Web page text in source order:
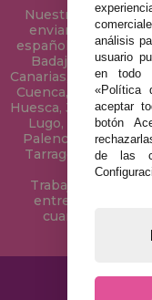
Nuestra tienda de
enviamos tus
español: Álava,
Badajoz,
Canarias, Cantabria,
Cuenca, Gerona,
Huesca, Jaén, La
Lugo, Madrid,
Palencia,
Tarragona,
Trabajamos con
entregas rápidas
cuando el
análisis
usuario
en todo
«Política
aceptar
botón
de las